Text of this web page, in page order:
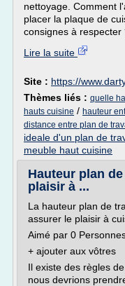
nettoyage. Comment
placer la plaque de
consignes à respecter
Lire la suite
Site : https://
Thèmes liés : quelle
hauts cuisine / hauteur
distance entre plan de
ideale d'un plan de
meuble haut cuisine
Hauteur plan
plaisir à ...
La hauteur plan de
assurer le plaisir à
Aimé par 0
+ ajouter aux vôtres
Il existe des règles
nous devrions